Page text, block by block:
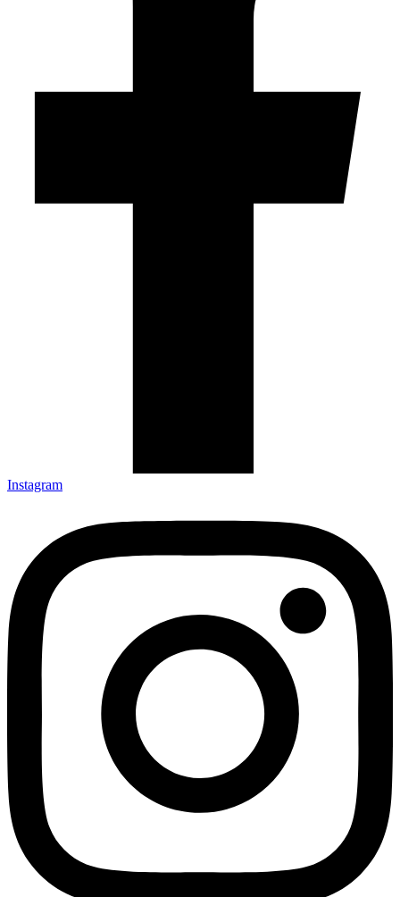
Instagram